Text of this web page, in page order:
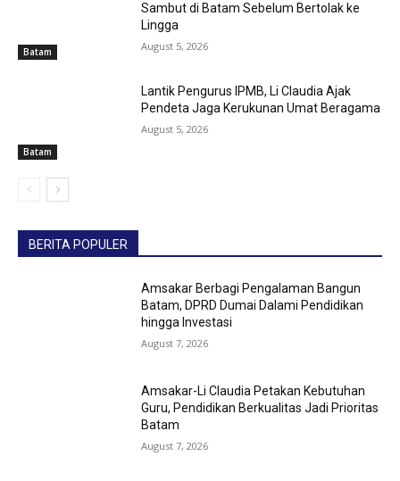
Batam
Sambut di Batam Sebelum Bertolak ke
Lingga
August 5, 2026
Batam
Lantik Pengurus IPMB, Li Claudia Ajak
Pendeta Jaga Kerukunan Umat Beragama
August 5, 2026
BERITA POPULER
Amsakar Berbagi Pengalaman Bangun
Batam, DPRD Dumai Dalami Pendidikan
hingga Investasi
August 7, 2026
Amsakar-Li Claudia Petakan Kebutuhan
Guru, Pendidikan Berkualitas Jadi Prioritas
Batam
August 7, 2026